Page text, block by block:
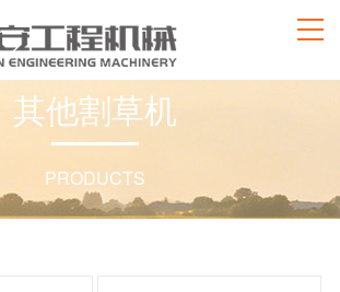
其他割草机
PRODUCTS